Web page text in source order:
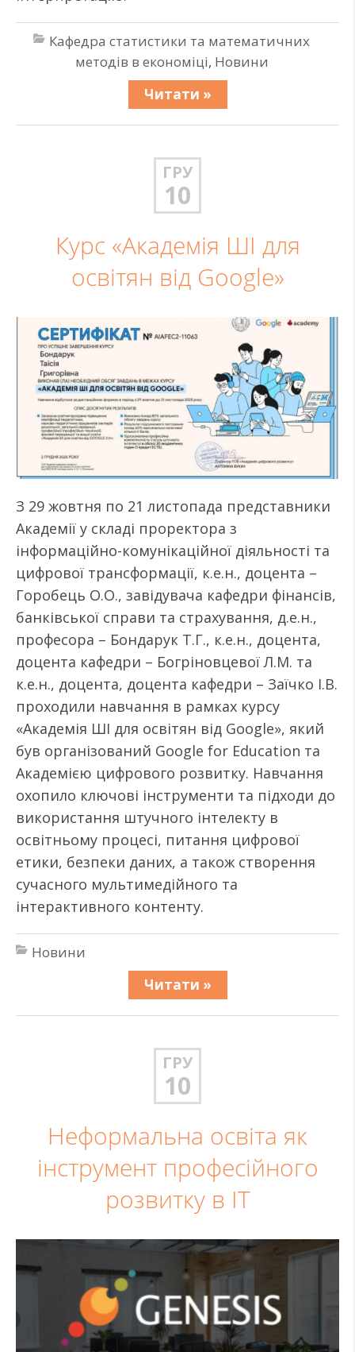
Кафедра статистики та математичних
методів в економіці, Новини
Читати »
ГРУ
10
Курс «Академія ШІ для
освітян від Google»
З 29 жовтня по 21 листопада представники
Академії у складі проректора з
інформаційно-комунікаційної діяльності та
цифрової трансформації, к.е.н., доцента –
Горобець О.О., завідувача кафедри фінансів,
банківської справи та страхування, д.е.н.,
професора – Бондарук Т.Г., к.е.н., доцента,
доцента кафедри – Богріновцевої Л.М. та
к.е.н., доцента, доцента кафедри – Заїчко І.В.
проходили навчання в рамках курсу
«Академія ШІ для освітян від Google», який
був організований Google for Education та
Академією цифрового розвитку. Навчання
охопило ключові інструменти та підходи до
використання штучного інтелекту в
освітньому процесі, питання цифрової
етики, безпеки даних, а також створення
сучасного мультимедійного та
інтерактивного контенту.
Новини
Читати »
ГРУ
10
Неформальна освіта як
інструмент професійного
розвитку в ІТ